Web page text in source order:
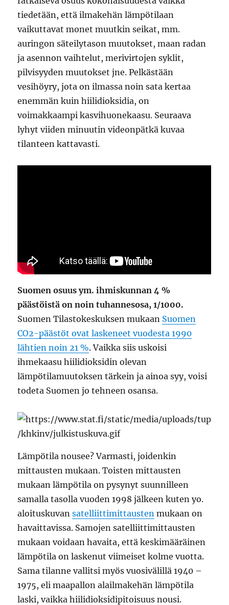
tiedetään, että ilmakehän lämpötilaan
vaikuttavat monet muutkin seikat, mm.
auringon säteilytason muutokset, maan radan
ja asennon vaihtelut, merivirtojen syklit,
pilvisyyden muutokset jne. Pelkästään
vesihöyry, jota on ilmassa noin sata kertaa
enemmän kuin hiilidioksidia, on
voimakkaampi kasvihuonekaasu. Seuraava
lyhyt viiden minuutin videonpätkä kuvaa
tilanteen kattavasti.
Suomen osuus ym. ihmiskunnan 4 %
päästöistä on noin tuhannesosa, 1/1000.
Suomen Tilastokeskuksen mukaan Suomen
CO2-päästöt ovat laskeneet vuodesta 1990
lähtien noin 21 %. Vaikka siis uskoisi
ihmekaasu hiilidioksidin olevan
lämpötilamuutoksen tärkein ja ainoa syy, voisi
todeta Suomen jo tehneen osansa.
Lämpötila nousee? Varmasti, joidenkin
mittausten mukaan. Toisten mittausten
mukaan lämpötila on pysynyt suunnilleen
samalla tasolla vuoden 1998 jälkeen kuten yo.
aloituskuvansatelliittimittausten mukaan on
havaittavissa. Samojen satelliittimittausten
mukaan voidaan havaita, että keskimääräinen
lämpötila on laskenut viimeiset kolme vuotta.
Sama tilanne vallitsi myös vuosivälillä 1940 –
1975, eli maapallon alailmakehän lämpötila
laski, vaikka hiilidioksidipitoisuus nousi.